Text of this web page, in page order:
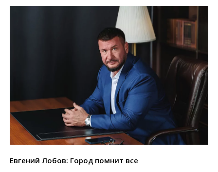
Евгений Лобов: Город помнит все